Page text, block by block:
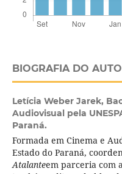
BIOGRAFIA DO
Letícia Weber Jarek,
Audiovisual pela
Paraná.
Formada em Cinema e
Estado do Paraná,
Atalanteem parceria com